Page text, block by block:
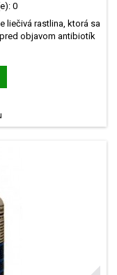
0
liečivá rastlina, ktorá sa
objavom antibiotík